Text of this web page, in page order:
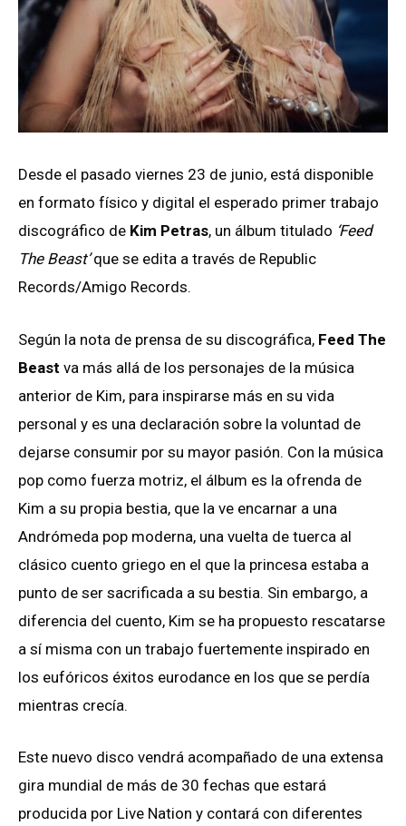
Desde el pasado viernes 23 de junio, está disponible
en formato físico y digital el esperado primer trabajo
discográfico de Kim Petras, un álbum titulado ‘Feed
The Beast’que se edita a través de Republic
Records/Amigo Records.
Según la nota de prensa de su discográfica, Feed The
Beast va más allá de los personajes de la música
anterior de Kim, para inspirarse más en su vida
personal y es una declaración sobre la voluntad de
dejarse consumir por su mayor pasión. Con la música
pop como fuerza motriz, el álbum es la ofrenda de
Kim a su propia bestia, que la ve encarnar a una
Andrómeda pop moderna, una vuelta de tuerca al
clásico cuento griego en el que la princesa estaba a
punto de ser sacrificada a su bestia. Sin embargo, a
diferencia del cuento, Kim se ha propuesto rescatarse
a sí misma con un trabajo fuertemente inspirado en
los eufóricos éxitos eurodance en los que se perdía
mientras crecía.
Este nuevo disco vendrá acompañado de una extensa
gira mundial de más de 30 fechas que estará
producida por Live Nation y contará con diferentes